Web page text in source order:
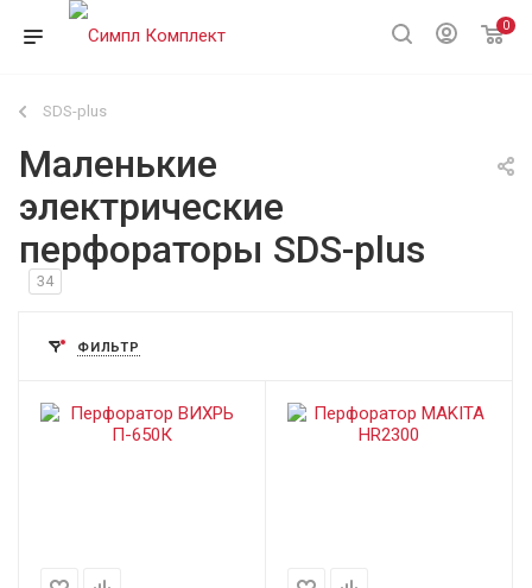
0
SDS-plus
Маленькие
электрические
перфораторы SDS-plus
34
ФИЛЬТР